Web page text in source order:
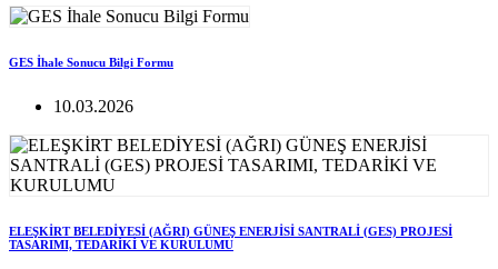
GES İhale Sonucu Bilgi Formu
10.03.2026
ELEŞKİRT BELEDİYESİ (AĞRI) GÜNEŞ ENERJİSİ SANTRALİ (GES) PROJESİ
TASARIMI, TEDARİKİ VE KURULUMU